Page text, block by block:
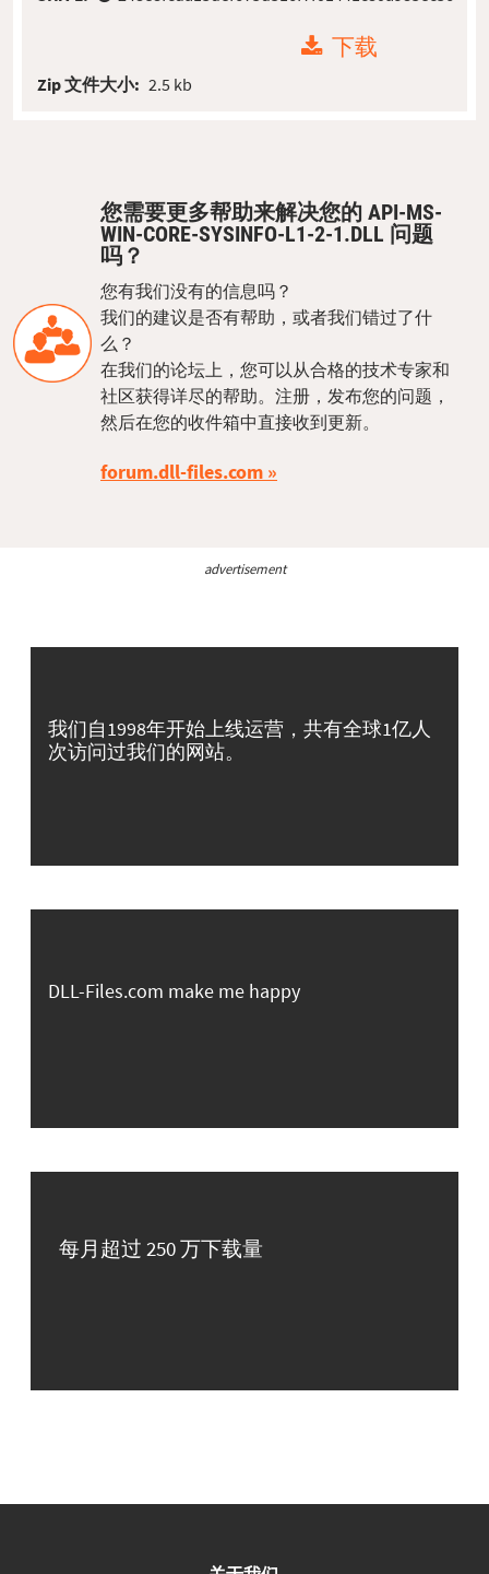
下载
Zip 文件大小: 2.5 kb
您需要更多帮助来解决您的 API-MS-
WIN-CORE-SYSINFO-L1-2-1.DLL 问题
吗？
您有我们没有的信息吗？
我们的建议是否有帮助，或者我们错过了什
么？
在我们的论坛上，您可以从合格的技术专家和
社区获得详尽的帮助。注册，发布您的问题，
然后在您的收件箱中直接收到更新。
forum.dll-files.com
advertisement
我们自1998年开始上线运营，共有全球1亿人
次访问过我们的网站。
DLL-Files.com make me happy
每月超过 250 万下载量